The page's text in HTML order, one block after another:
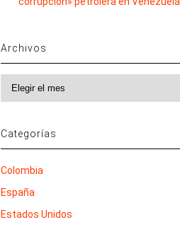
Archivos
Categorías
Colombia
España
Estados Unidos